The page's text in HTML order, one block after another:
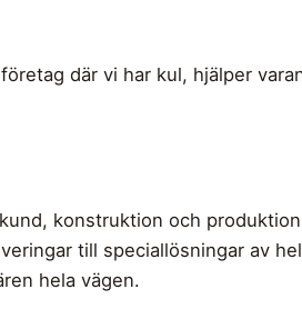
där vi har kul, hjälper
konstruktion och
till speciallösningar av
hela vägen.